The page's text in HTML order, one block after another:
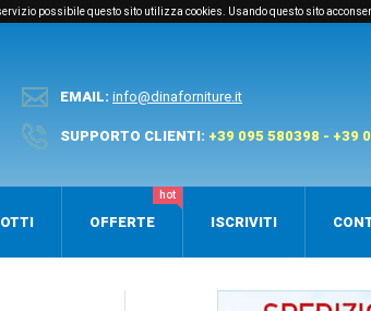
possibile questo sito utilizza cookies. Usando questo sito
EMAIL: info@dinaforniture.it
SUPPORTO CLIENTI: +39 095 580398 - +39
OFFERTE
hot
ISCRIVITI